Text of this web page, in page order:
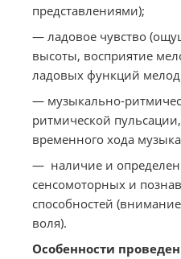
представлениями);
— ладовое чувство
высоты, восприятие
ладовых функций
— музыкально-
ритмической
временного хода
— наличие и
сенсомоторных и
способностей
воля).
Особенности